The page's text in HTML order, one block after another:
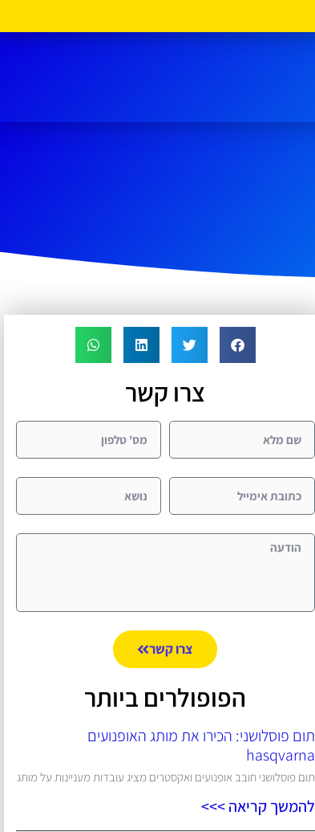
צרו קשר
צרו קשר
הפופולרים ביותר
תום פוסלושני: הכירו את מותג האופנועים
hasqvarna
תום פוסלושני חובב אופנועים ואקסטרים מציג עובדות מעניינות על מותג
להמשך קריאה >>>